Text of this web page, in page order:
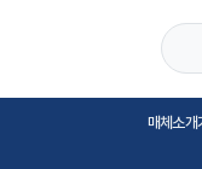
매체소개